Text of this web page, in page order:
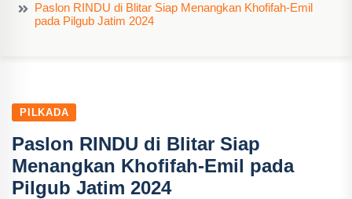
Paslon RINDU di Blitar Siap Menangkan Khofifah-Emil
pada Pilgub Jatim 2024
PILKADA
Paslon RINDU di Blitar Siap
Menangkan Khofifah-Emil pada
Pilgub Jatim 2024